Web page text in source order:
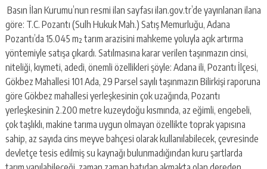
beşiktaş
escort
kartal
escort
maltepe
escort
Basın İlan Kurumu’nun resmi ilan sayfası ilan.gov.tr’de yayınlanan ilana
göre: T.C. Pozantı (Sulh Hukuk Mah.) Satış Memurluğu, Adana
Pozantı’da 15.045 m² tarım arazisini mahkeme yoluyla açık artırma
yöntemiyle satışa çıkardı. Satılmasına karar verilen taşınmazın cinsi,
niteliği, kıymeti, adedi, önemli özellikleri şöyle: Adana ili, Pozantı İlçesi,
Gökbez Mahallesi 101 Ada, 29 Parsel sayılı taşınmazın Bilirkişi raporuna
göre Gökbez mahallesi yerleşkesinin çok uzağında, Pozantı
yerleşkesinin 2.200 metre kuzeydoğu kısmında, az eğimli, engebeli,
çok taşlıklı, makine tarıma uygun olmayan özellikte toprak yapısına
sahip, az sayıda cins meyve bahçesi olarak kullanılabilecek, çevresinde
devletçe tesis edilmiş su kaynağı bulunmadığından kuru şartlarda